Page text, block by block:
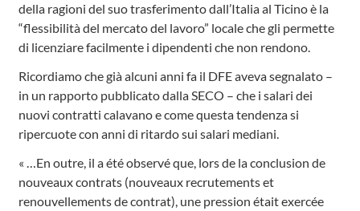
della ragioni del suo trasferimento dall’Italia al Ticino è la
“flessibilità del mercato del lavoro” locale che gli permette
di licenziare facilmente i dipendenti che non rendono.
Ricordiamo che già alcuni anni fa il DFE aveva segnalato –
in un rapporto pubblicato dalla SECO – che i salari dei
nuovi contratti calavano e come questa tendenza si
ripercuote con anni di ritardo sui salari mediani.
« …En outre, il a été observé que, lors de la conclusion de
nouveaux contrats (nouveaux recrutements et
renouvellements de contrat), une pression était exercée